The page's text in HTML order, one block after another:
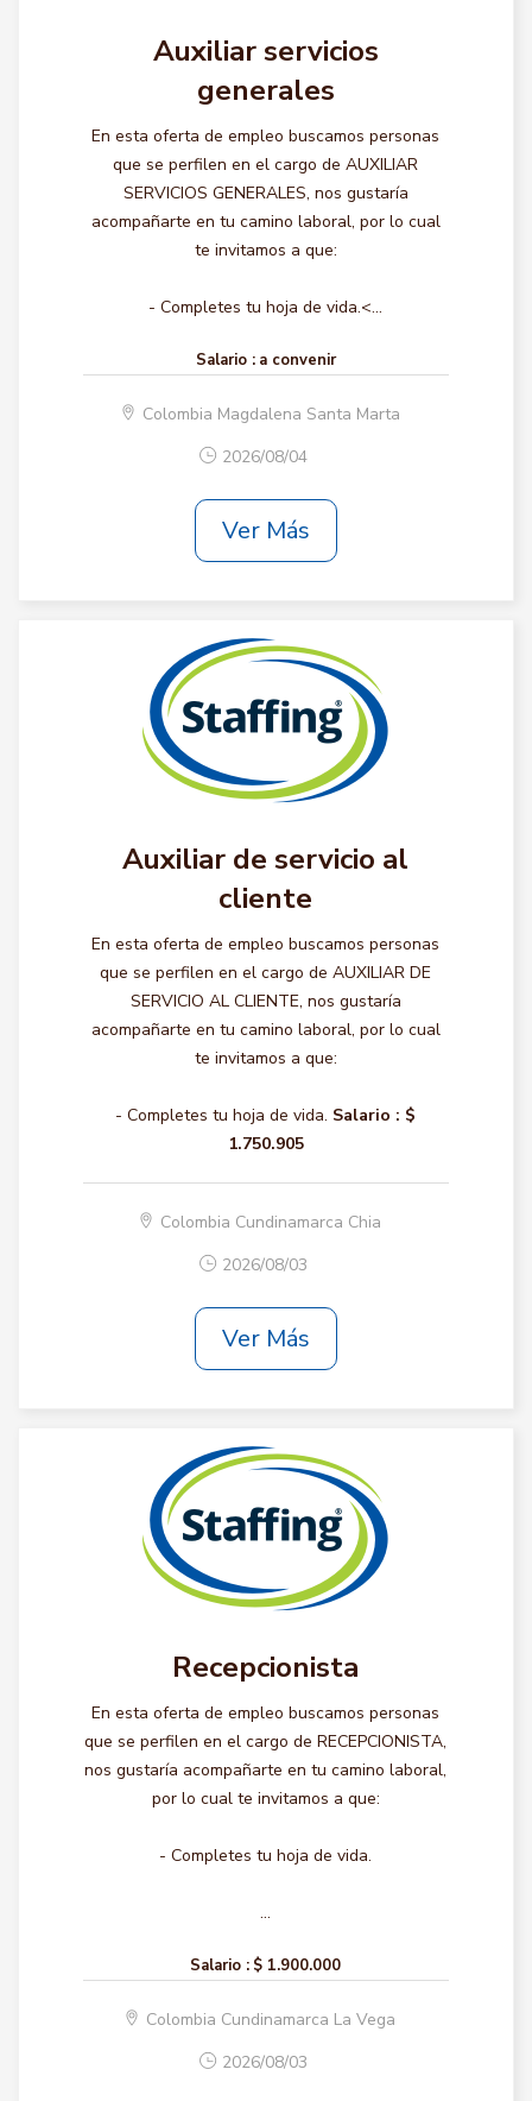
Auxiliar servicios
generales
En esta oferta de empleo buscamos personas
que se perfilen en el cargo de AUXILIAR
SERVICIOS GENERALES, nos gustaría
acompañarte en tu camino laboral, por lo cual
te invitamos a que:
- Completes tu hoja de vida.<...
Salario : a convenir
Colombia Magdalena Santa Marta
2026/08/04
Ver Más
Auxiliar de servicio al
cliente
En esta oferta de empleo buscamos personas
que se perfilen en el cargo de AUXILIAR DE
SERVICIO AL CLIENTE, nos gustaría
acompañarte en tu camino laboral, por lo cual
te invitamos a que:
- Completes tu hoja de vida. Salario : $
1.750.905
Colombia Cundinamarca Chia
2026/08/03
Ver Más
Recepcionista
En esta oferta de empleo buscamos personas
que se perfilen en el cargo de RECEPCIONISTA,
nos gustaría acompañarte en tu camino laboral,
por lo cual te invitamos a que:
- Completes tu hoja de vida.
...
Salario : $ 1.900.000
Colombia Cundinamarca La Vega
2026/08/03